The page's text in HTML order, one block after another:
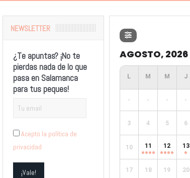
NEWSLETTER
¿Te apuntas? ¡No te
pierdas nada de lo que
pasa en Salamanca
para tus peques!
Acepto la política de
privacidad
AGOSTO, 2026
- - - -
3 4 5 6
10 11 12 13
17 18 19 20